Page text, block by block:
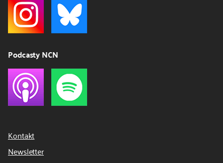
Podcasty NCN
Kontakt
Newsletter